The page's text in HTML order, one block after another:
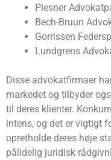
Plesner
Bech-Bruun
Gorrissen
Lundgrens
Disse advokatfirmaer
markedet og tilbyder
til deres klienter.
intens, og det er vigtigt
opretholde deres høje
pålidelig juridisk